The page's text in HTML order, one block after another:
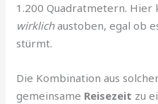
1.200 Quadratmetern. Hier
wirklichaustoben, egal ob
stürmt.
Die Kombination aus
gemeinsame Reisezeit zu